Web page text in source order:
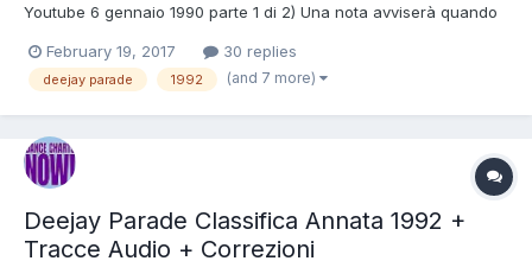
Youtube 6 gennaio 1990 parte 1 di 2) Una nota avviserà quando
18 , 17 a 11 , 10 a 8 , 7 a 4 e 1 a 3 , da settembre 1992 le pause
sono dalla 20 alla 18 , dalla 17 alla...
February 19, 2017 30 replies
deejay parade 1992 (and 7 more)
Deejay Parade Classifica Annata 1992 +
Tracce Audio + Correzioni